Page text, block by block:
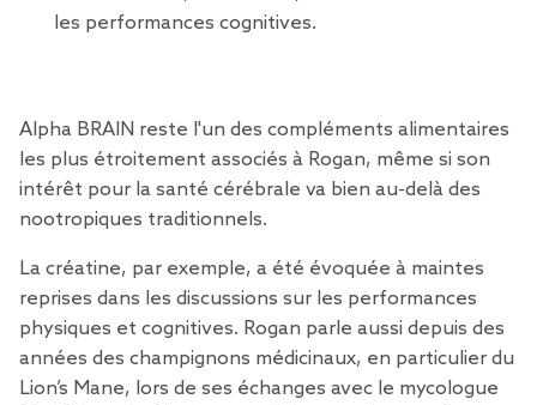
les performances cognitives.
Alpha BRAIN reste l'un des compléments alimentaires
les plus étroitement associés à Rogan, même si son
intérêt pour la santé cérébrale va bien au-delà des
nootropiques traditionnels.
La créatine, par exemple, a été évoquée à maintes
reprises dans les discussions sur les performances
physiques et cognitives. Rogan parle aussi depuis des
années des champignons médicinaux, en particulier du
Lion’s Mane, lors de ses échanges avec le mycologue